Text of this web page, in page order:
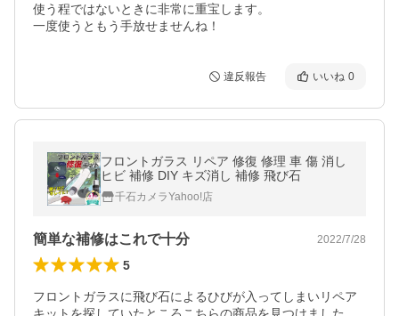
使う程ではないときに非常に重宝します。
一度使うともう手放せませんね！
違反報告 いいね 0
フロントガラス リペア 修復 修理 車 傷 消し
ヒビ 補修 DIY キズ消し 補修 飛び石
千石カメラYahoo!店
簡単な補修はこれで十分 2022/7/28
5
フロントガラスに飛び石によるひびが入ってしまいリペア